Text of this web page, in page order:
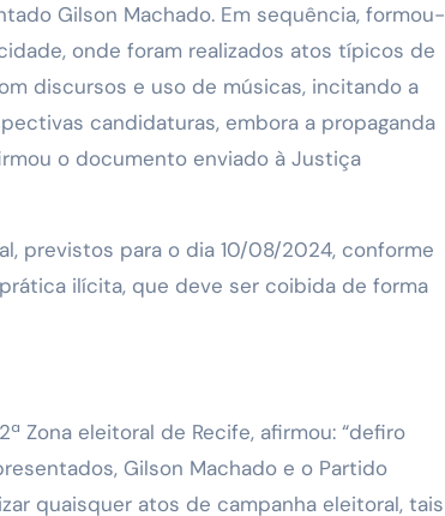
Gilson Machado. Em sequência, formou-
onde foram realizados atos típicos de
discursos e uso de músicas, incitando a
candidaturas, embora a propaganda
o documento enviado à Justiça
previstos para o dia 10/08/2024, conforme
ilícita, que deve ser coibida de forma
Zona eleitoral de Recife, afirmou: “defiro
Gilson Machado e o Partido
quaisquer atos de campanha eleitoral, tais